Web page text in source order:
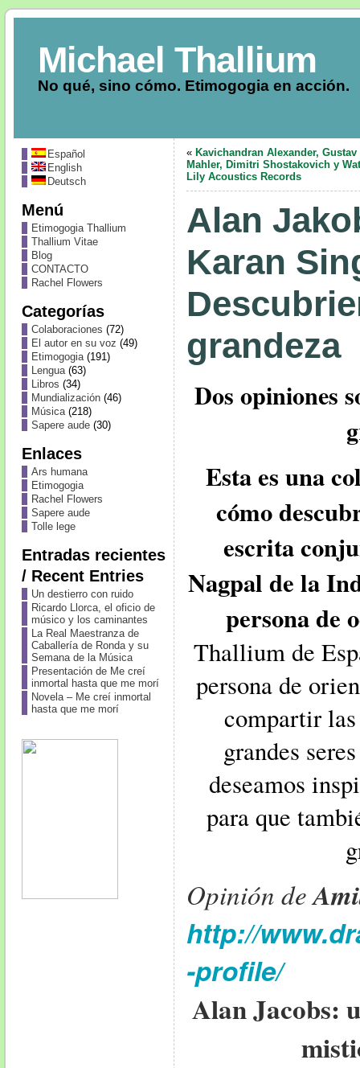
Michael Thallium
No qué, sino cómo. Etimogogia en acción.
Español
English
Deutsch
Menú
Etimogogia Thallium
Thallium Vitae
Blog
CONTACTO
Rachel Flowers
Categorías
Colaboraciones (72)
El autor en su voz (49)
Etimogogia(191)
Lengua(63)
Libros (34)
Mundialización(46)
Música(218)
Sapere aude(30)
Enlaces
Ars humana
Etimogogia
Rachel Flowers
Sapere aude
Tolle lege
Entradas recientes
/ Recent Entries
Un destierro con ruido
Ricardo Llorca, el oficio de
músico y los caminantes
La Real Maestranza de
Caballería de Ronda y su
Semana de la Música
Presentación de Me creí
inmortal hasta que me morí
Novela – Me creí inmortal
hasta que me morí
« Kavichandran Alexander, Gustav
Mahler, Dimitri Shostakovich y
Lily Acoustics Records
Alan
Karan
grandeza
Dos opiniones
Esta es una
cómo
escrita
Nagpal de la
persona de
Thallium de
persona de
compartir
grandes
deseamos
para que
Opinión de
http://
-profile/
Alan Jacobs: